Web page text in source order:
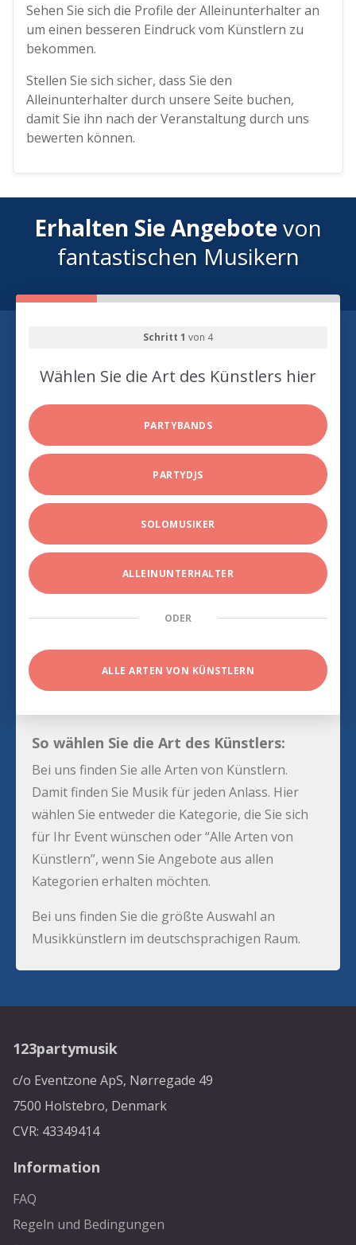
Sehen Sie sich die Profile der Alleinunterhalter an
um einen besseren Eindruck vom Künstlern zu
bekommen.
Stellen Sie sich sicher, dass Sie den
Alleinunterhalter durch unsere Seite buchen,
damit Sie ihn nach der Veranstaltung durch uns
bewerten können.
Erhalten Sie Angebotevon
fantastischen Musikern
Schritt 1 von 4
Wählen Sie die Art des Künstlers hier
PARTYBANDS
PARTYDJS
SOLOMUSIKER
ALLEINUNTERHALTER
ODER
ALLE ARTEN VON KÜNSTLERN
So wählen Sie die Art des Künstlers:
Bei uns finden Sie alle Arten von Künstlern.
Damit finden Sie Musik für jeden Anlass. Hier
wählen Sie entweder die Kategorie, die Sie sich
für Ihr Event wünschen oder “Alle Arten von
Künstlern”, wenn Sie Angebote aus allen
Kategorien erhalten möchten.
Bei uns finden Sie die größte Auswahl an
Musikkünstlern im deutschsprachigen Raum.
123partymusik
c/o Eventzone ApS, Nørregade 49
7500 Holstebro, Denmark
CVR: 43349414
Information
FAQ
Regeln und Bedingungen